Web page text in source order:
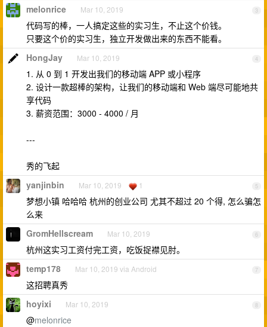
3
melonrice Mar 10, 2019
代码写的棒，一人搞定这些的实习生，不止这个价钱。
只要这个价的实习生，独立开发做出来的东西不能看。
4
HongJay Mar 10, 2019
1. 从 0 到 1 开发出我们的移动端 APP 或小程序
2. 设计一款超棒的架构，让我们的移动端和 Web 端尽可能地共
享代码
3. 薪资范围：3000 - 4000 / 月
---
秀的飞起
5
yanjinbin Mar 10, 2019 1
梦想小镇 哈哈哈 杭州的创业公司 尤其不超过 20 个得, 怎么骗怎
么来
6
GromHellscream Mar 10, 2019
杭州这实习工资付完工资，吃饭捉襟见肘。
7
temp178 Mar 10, 2019 via Android
这招聘真秀
8
hoyixi Mar 10, 2019
@melonrice